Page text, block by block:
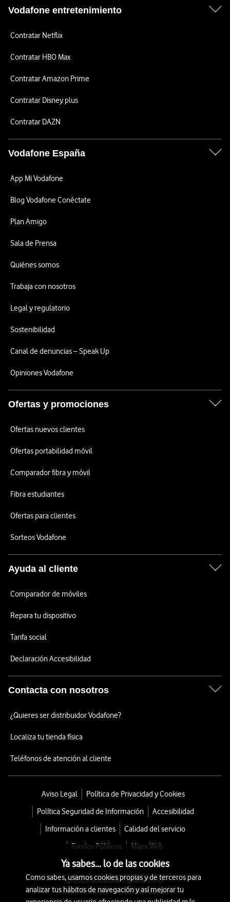
Vodafone entretenimiento
Contratar Netflix
Contratar HBO Max
Contratar Amazon Prime
Contratar Disney plus
Contratar DAZN
Vodafone España
App Mi Vodafone
Blog Vodafone Conéctate
Plan Amigo
Sala de Prensa
Quiénes somos
Trabaja con nosotros
Legal y regulatorio
Sostenibilidad
Canal de denuncias – Speak Up
Opiniones Vodafone
Ofertas y promociones
Ofertas nuevos clientes
Ofertas portabilidad móvil
Comparador fibra y móvil
Fibra estudiantes
Ofertas para clientes
Sorteos Vodafone
Ayuda al cliente
Comparador de móviles
Repara tu dispositivo
Tarifa social
Declaración Accesibilidad
Contacta con nosotros
¿Quieres ser distribuidor Vodafone?
Localiza tu tienda física
Teléfonos de atención al cliente
Aviso Legal
Política de Privacidad y Cookies
Política Seguridad de Información
Accesibilidad
Información a clientes
Calidad del servicio
Fondos Públicos
Mapa Web
© 2026 Vodafone España S.A.U.
Avda. América 115, 28042 Madrid
Ya sabes... lo de las cookies
Como sabes, usamos cookies propias y de terceros para
analizar tus hábitos de navegación y así mejorar tu